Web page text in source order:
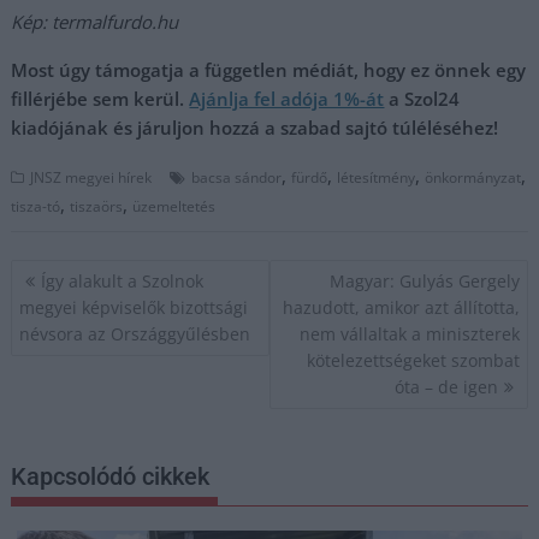
Kép: termalfurdo.hu
Most úgy támogatja a független médiát, hogy ez önnek egy
fillérjébe sem kerül.Ajánlja fel adója 1%-át a Szol24
kiadójának és járuljon hozzá a szabad sajtó túléléséhez!
JNSZ megyei hírek bacsa sándor, fürdő, létesítmény, önkormányzat,
tisza-tó, tiszaörs, üzemeltetés
Bejegyzés
navigáció
Így alakult a Szolnok
megyei képviselők bizottsági
névsora az Országgyűlésben
Magyar: Gulyás Gergely
hazudott, amikor azt állította,
nem vállaltak a miniszterek
kötelezettségeket szombat
óta – de igen
Kapcsolódó cikkek